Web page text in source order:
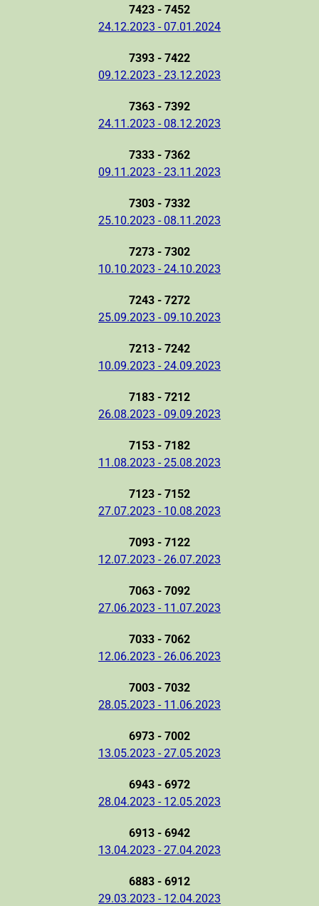
7423 - 7452
24.12.2023 - 07.01.2024
7393 - 7422
09.12.2023 - 23.12.2023
7363 - 7392
24.11.2023 - 08.12.2023
7333 - 7362
09.11.2023 - 23.11.2023
7303 - 7332
25.10.2023 - 08.11.2023
7273 - 7302
10.10.2023 - 24.10.2023
7243 - 7272
25.09.2023 - 09.10.2023
7213 - 7242
10.09.2023 - 24.09.2023
7183 - 7212
26.08.2023 - 09.09.2023
7153 - 7182
11.08.2023 - 25.08.2023
7123 - 7152
27.07.2023 - 10.08.2023
7093 - 7122
12.07.2023 - 26.07.2023
7063 - 7092
27.06.2023 - 11.07.2023
7033 - 7062
12.06.2023 - 26.06.2023
7003 - 7032
28.05.2023 - 11.06.2023
6973 - 7002
13.05.2023 - 27.05.2023
6943 - 6972
28.04.2023 - 12.05.2023
6913 - 6942
13.04.2023 - 27.04.2023
6883 - 6912
29.03.2023 - 12.04.2023